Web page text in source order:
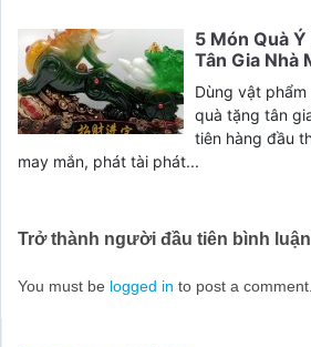
5 Món Quà
Tân Gia Nhà
Dùng vật
quà tặng tân
tiên hàng đầu
may mắn, phát tài phát...
Trở thành người đầu tiên bình
You must be logged in to post a comment.